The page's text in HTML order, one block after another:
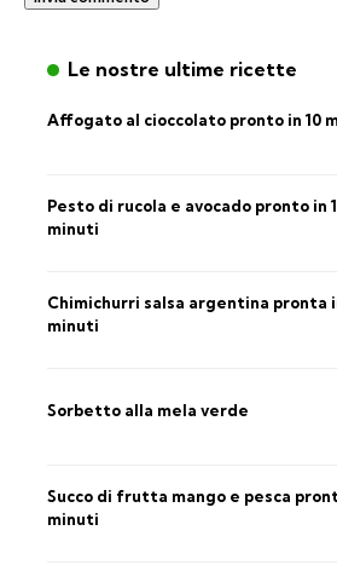
Le nostre ultime ricette
Affogato al cioccolato pronto in 10
Pesto di rucola e avocado pronto in
minuti
Chimichurri salsa argentina pronta
minuti
Sorbetto alla mela verde
Succo di frutta mango e pesca
minuti